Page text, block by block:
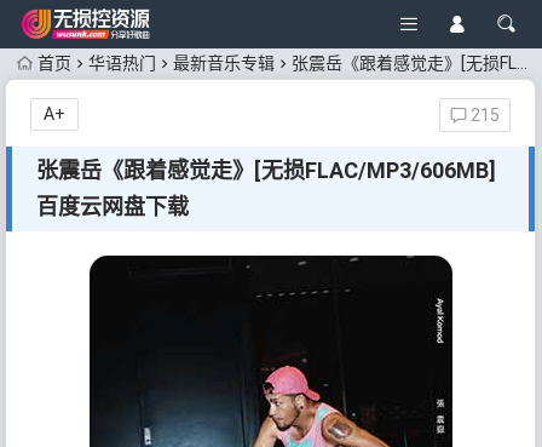
首页 华语热门 最新音乐专辑 张震岳《跟着感觉走》[无损FLAC/MP3/606MB]百度云网盘下载
张震岳《跟着感觉走》[无损FLAC/MP3/606MB]
百度云网盘下载
215
A+